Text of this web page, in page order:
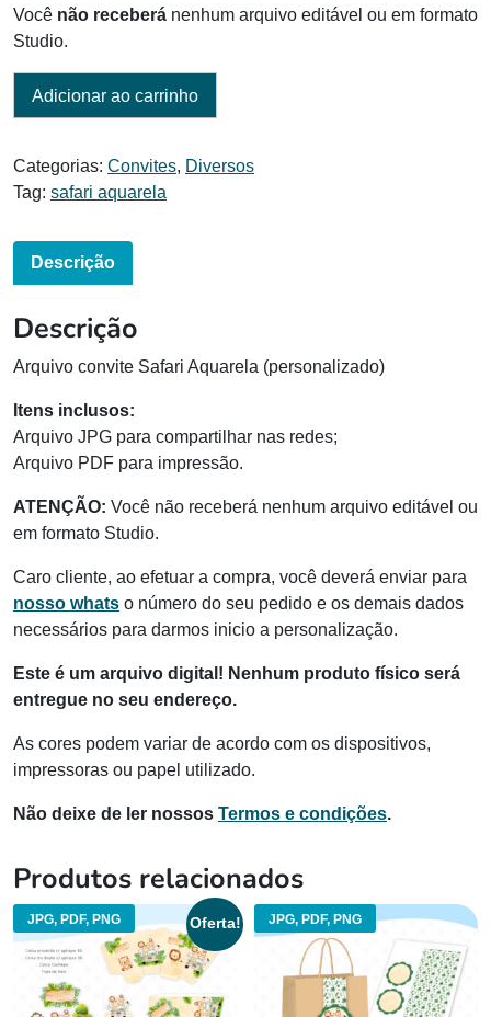
Você não receberá nenhum arquivo editável ou em formato
Studio.
Adicionar ao carrinho
Categorias: Convites, Diversos
Tag: safari aquarela
Descrição
Descrição
Arquivo convite Safari Aquarela (personalizado)
Itens inclusos:
Arquivo JPG para compartilhar nas redes;
Arquivo PDF para impressão.
ATENÇÃO: Você não receberá nenhum arquivo editável ou
em formato Studio.
Caro cliente, ao efetuar a compra, você deverá enviar para
nosso whats o número do seu pedido e os demais dados
necessários para darmos inicio a personalização.
Este é um arquivo digital! Nenhum produto físico será
entregue no seu endereço.
As cores podem variar de acordo com os dispositivos,
impressoras ou papel utilizado.
Não deixe de ler nossos Termos e condições.
Produtos relacionados
JPG, PDF, PNG Oferta! JPG, PDF, PNG